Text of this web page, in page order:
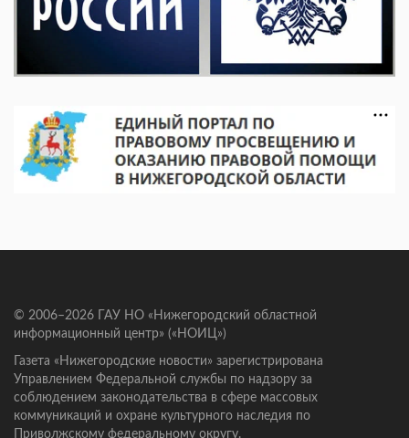
© 2006–2026 ГАУ НО «Нижегородский областной
информационный центр» («НОИЦ»)
Газета «Нижегородские новости» зарегистрирована
Управлением Федеральной службы по надзору за
соблюдением законодательства в сфере массовых
коммуникаций и охране культурного наследия по
Приволжскому федеральному округу.